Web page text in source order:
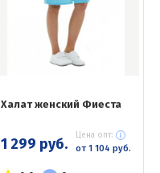
Халат женский Фиеста
1 299 руб. Цена опт:
от 1 104 руб.